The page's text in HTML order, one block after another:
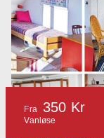
Fra 350 Kr
Vanløse